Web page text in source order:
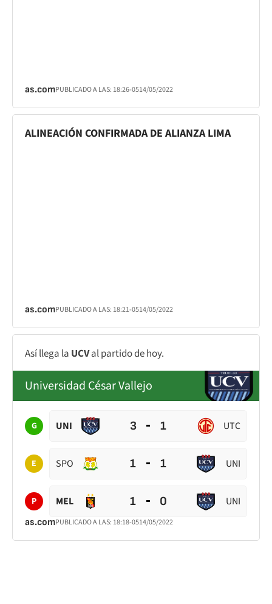
as.comPUBLICADO A LAS: 18:26-0514/05/2022
ALINEACIÓN CONFIRMADA DE ALIANZA LIMA
as.comPUBLICADO A LAS: 18:21-0514/05/2022
Así llega la UCVal partido de hoy.
Universidad César Vallejo
G UNI 3 UTC
1
E SPO 1 UNI
1
P MEL 1 UNI
0
as.comPUBLICADO A LAS: 18:18-0514/05/2022